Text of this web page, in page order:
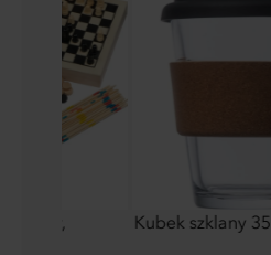
Kubek szklany